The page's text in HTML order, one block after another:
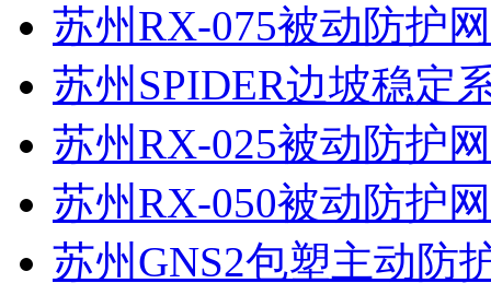
苏州RX-075被动防护
苏州SPIDER边坡稳定
苏州RX-025被动防护
苏州RX-050被动防护
苏州GNS2包塑主动防